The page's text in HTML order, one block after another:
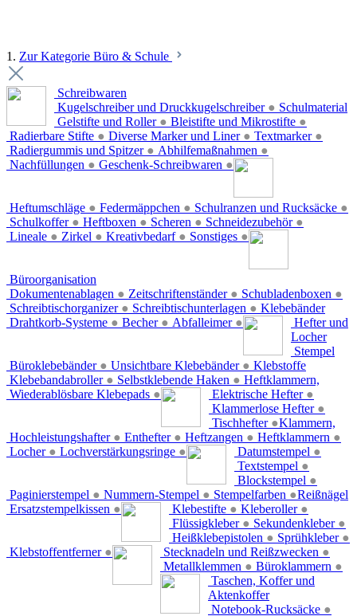
1. Zur Kategorie Büro & Schule
Schreibwaren
Kugelschreiber und Druckkugelschreiber ●
Gelstifte und Roller ● Bleistifte und Mikrostifte ●
Radierbare Stifte ● Diverse Marker und Liner ● Textmarker ●
Radiergummis und Spitzer ● Abhilfemaßnahmen ●
Nachfüllungen ● Geschenk-Schreibwaren ●
Schulmaterial
Heftumschläge ● Federmäppchen ● Schulranzen und Rucksäcke ●
Schulkoffer ● Heftboxen ● Scheren ● Schneidezubehör ●
Lineale ● Zirkel ● Kreativbedarf ● Sonstiges ●
Büroorganisation
Dokumentenablagen ● Zeitschriftenständer ● Schubladenboxen ●
Schreibtischorganizer ● Schreibtischunterlagen ●
Drahtkorb-Systeme ● Becher ● Abfalleimer ●
Klebebänder
Büroklebebänder ● Unsichtbare Klebebänder ●
Klebebandabroller ● Selbstklebende Haken ●
Wiederablösbare Klebepads ●
Hefter und
Locher
Elektrische Hefter ●
Klammerlose Hefter ●
Tischhefter ●
Hochleistungshafter ● Enthefter ● Heftzangen ● Heftklammern ●
Locher ● Lochverstärkungsringe ●
Stempel
Datumstempel ●
Textstempel ●
Blockstempel ●
Paginierstempel ● Nummern-Stempel ● Stempelfarben ●
Ersatzstempelkissen ●
Klebstoffe
Klebestifte ● Kleberoller ●
Flüssigkleber ● Sekundenkleber ●
Heißklebepistolen ● Sprühkleber ●
Klebstoffentferner ●
Heftklammern,
Klammern,
Reißnägel
Stecknadeln und Reißzwecken ●
Metallklemmen ● Büroklammern ●
Taschen, Koffer und
Aktenkoffer
Notebook-Rucksäcke ●